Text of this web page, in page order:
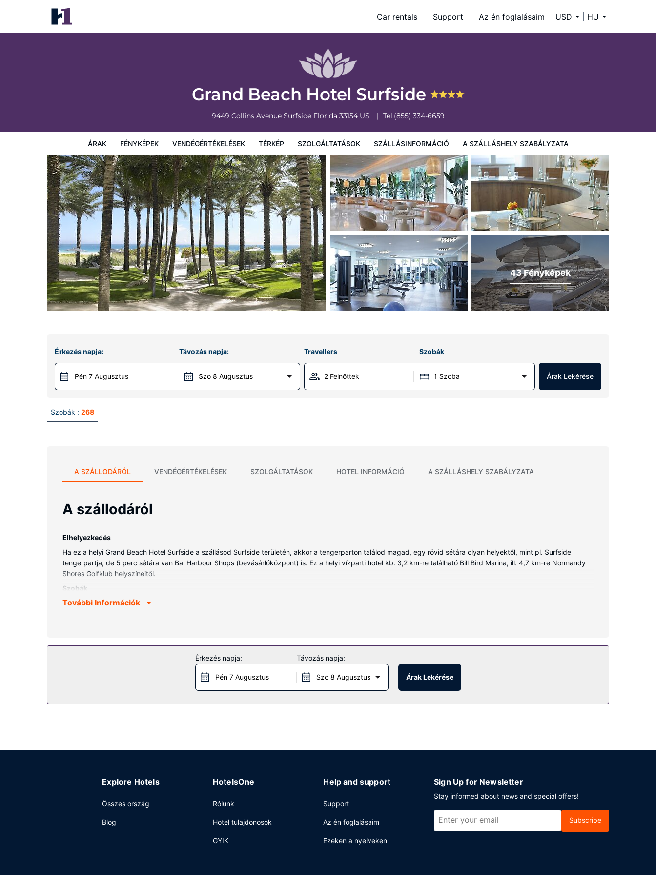
Car rentals Support Az én foglalásaim USD HU
Grand Beach Hotel Surfside
9449 Collins Avenue Surfside Florida 33154 US Tel.(855) 334-6659
ÁRAK FÉNYKÉPEK VENDÉGÉRTÉKELÉSEK TÉRKÉP SZOLGÁLTATÁSOK SZÁLLÁSINFORMÁCIÓ A SZÁLLÁSHELY SZABÁLYZATA
Grand Beach Hotel Surfside
Árak Fényképek A szálláshely szabályzata
43 Fényképek
Érkezés napja:
Pén 7 Augusztus
Távozás napja:
Szo 8 Augusztus
Travellers Szobák
2 Felnőttek 1 Szoba Árak Lekérése
Szobák : 268
A SZÁLLODÁRÓL VENDÉGÉRTÉKELÉSEK SZOLGÁLTATÁSOK HOTEL INFORMÁCIÓ A SZÁLLÁSHELY SZABÁLYZATA
A szállodáról
Elhelyezkedés
Ha ez a helyi Grand Beach Hotel Surfside a szállásod Surfside területén, akkor a tengerparton találod magad, egy rövid sétára olyan helyektől, mint pl. Surfside
tengerpartja, de 5 perc sétára van Bal Harbour Shops (bevásárlóközpont) is. Ez a helyi vízparti hotel kb. 3,2 km-re található Bill Bird Marina, ill. 4,7 km-re Normandy
Shores Golfklub helyszíneitől.
Szobák
Helyezze magát kényelembe a(z) 268 szoba egyikében, melyekben hűtőszekrény és síkképernyős televízió is található. Ingyenes vezeték nélküli internet-hozzáférés
Lazuljon el, és enegedje, hogy testét, lelkét kényeztessék a wellnessfürdőben, ahol masszázs, testkezelés és arckezelés várja a pihenni vágyókat. Élvezze ki a
szálláshely kínálta szabadidős létesítményeket és szolgáltatásokat, mint például a(z) 3 szabadtéri medence, a(z) 4 pezsgőfürdő és a(z) fitneszlétesítmény. Ez egy
Egyéb felszereltség
városában tervez valamilyen eseményt? Ez a(z) hotel 9000 négyzetláb (836 négyzetméter) konferenciatér és 4 tárgyalótermek céljára fenntartott területtel
További Információk
Érkezés napja:
Pén 7 Augusztus
Távozás napja:
Szo 8 Augusztus Árak Lekérése
Explore Hotels
Összes ország
Blog
HotelsOne
Rólunk
Hotel tulajdonosok
GYIK
Help and support
Support
Az én foglalásaim
Ezeken a nyelveken
Sign Up for Newsletter
Stay informed about news and special offers!
Subscribe